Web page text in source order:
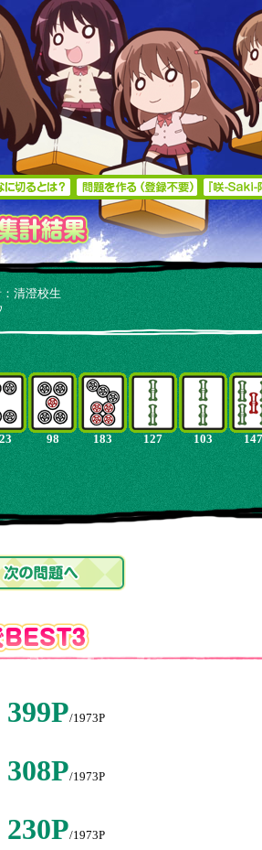
校生
98 183 127 103 147
399P/1973P
308P/1973P
230P/1973P